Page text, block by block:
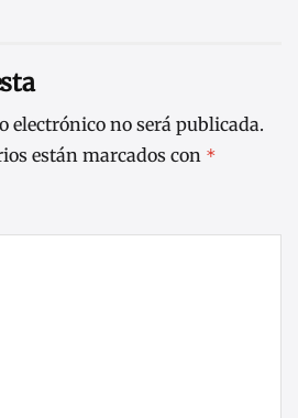
electrónico no será publicada.
están marcados con *